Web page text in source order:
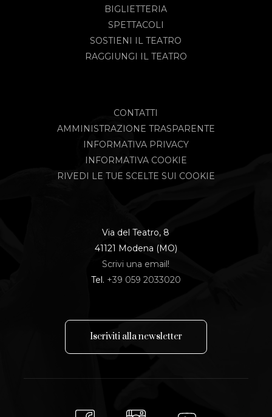
BIGLIETTERIA
SPETTACOLI
SOSTIENI IL TEATRO
RAGGIUNGI IL TEATRO
CONTATTI
AMMINISTRAZIONE TRASPARENTE
INFORMATIVA PRIVACY
INFORMATIVA COOKIE
RIVEDI LE TUE SCELTE SUI COOKIE
Via del Teatro, 8
41121 Modena (MO)
Scrivi una email!
Tel. +39 059 2033020
Iscriviti allanewsletter